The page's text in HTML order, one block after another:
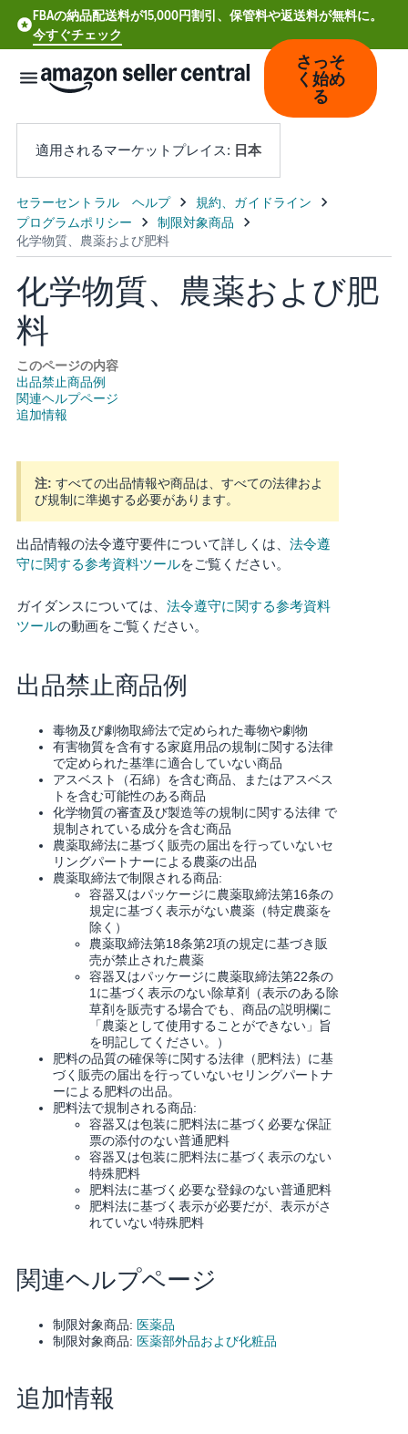
FBAの納品配送料が15,000円割引、保管料や返送料が無料に。
今すぐチェック
本
語
中
文
CN
- DE
Español
- ES
- FR
Italiano
- IT
한
어
日
本
語
-
JP
English
- JP
ロ
グ
イ
さ
っ
そ
く
始
め
る
さっそ
く始め
る
適用されるマーケットプレイス: 日本
化学物質、農薬および肥
料
このページの内容
出品禁止商品例
関連ヘルプページ
追加情報
注: すべての出品情報や商品は、すべての法律およ
び規制に準拠する必要があります。
出品情報の法令遵守要件について詳しくは、 法令遵
守に関する参考資料ツールをご覧ください。
ガイダンスについては、 法令遵守に関する参考資料
ツールの動画をご覧ください。
出品禁止商品例
毒物及び劇物取締法で定められた毒物や劇物
有害物質を含有する家庭用品の規制に関する法律
で定められた基準に適合していない商品
アスベスト（石綿）を含む商品、またはアスベス
トを含む可能性のある商品
化学物質の審査及び製造等の規制に関する法律 で
規制されている成分を含む商品
農薬取締法に基づく販売の届出を行っていないセ
リングパートナーによる農薬の出品
農薬取締法で制限される商品:
容器又はパッケージに農薬取締法第16条の
規定に基づく表示がない農薬（特定農薬を
除く）
農薬取締法第18条第2項の規定に基づき販
売が禁止された農薬
容器又はパッケージに農薬取締法第22条の
1に基づく表示のない除草剤（表示のある除
草剤を販売する場合でも、商品の説明欄に
「農薬として使用することができない」旨
を明記してください。）
肥料の品質の確保等に関する法律（肥料法）に基
づく販売の届出を行っていないセリングパートナ
ーによる肥料の出品。
肥料法で規制される商品:
容器又は包装に肥料法に基づく必要な保証
票の添付のない普通肥料
容器又は包装に肥料法に基づく表示のない
特殊肥料
肥料法に基づく必要な登録のない普通肥料
肥料法に基づく表示が必要だが、表示がさ
れていない特殊肥料
関連ヘルプページ
制限対象商品: 医薬品
制限対象商品: 医薬部外品および化粧品
追加情報